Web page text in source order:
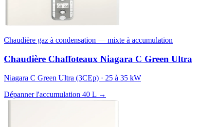
Chaudière gaz à condensation — mixte à accumulation
Chaudière Chaffoteaux Niagara C Green Ultra
Niagara C Green Ultra (3CEp) · 25 à 35 kW
Dépanner l'accumulation 40 L →